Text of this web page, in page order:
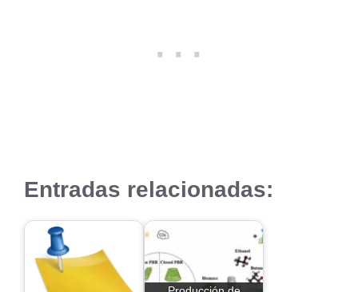
Entradas relacionadas: